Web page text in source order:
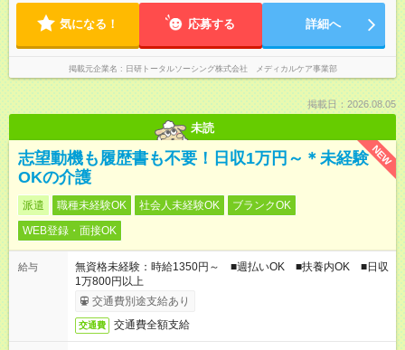
気になる！ 応募する 詳細へ
掲載元企業名 日研トータルソーシング株式会社 メディカルケア事業部
掲載日：2026.08.05
未読
NEW
志望動機も履歴書も不要！日収1万円～＊未経験
OKの介護
派遣 職種未経験OK 社会人未経験OK
ブランクOK
WEB登録・面接OK
給与
無資格未経験：時給1350円～ ■週払いOK ■扶養内OK ■日収
1万800円以上
交通費別途支給あり
交通費 交通費全額支給